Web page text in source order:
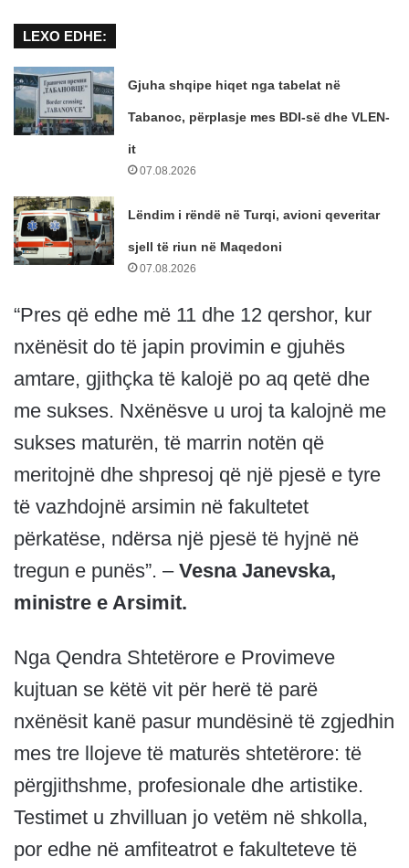
LEXO EDHE:
Gjuha shqipe hiqet nga tabelat në
Tabanoc, përplasje mes BDI-së dhe VLEN-
it
07.08.2026
Lëndim i rëndë në Turqi, avioni qeveritar
sjell të riun në Maqedoni
07.08.2026
“Pres që edhe më 11 dhe 12 qershor, kur
nxënësit do të japin provimin e gjuhës
amtare, gjithçka të kalojë po aq qetë dhe
me sukses. Nxënësve u uroj ta kalojnë me
sukses maturën, të marrin notën që
meritojnë dhe shpresoj që një pjesë e tyre
të vazhdojnë arsimin në fakultetet
përkatëse, ndërsa një pjesë të hyjnë në
tregun e punës”. – Vesna Janevska,
ministre e Arsimit.
Nga Qendra Shtetërore e Provimeve
kujtuan se këtë vit për herë të parë
nxënësit kanë pasur mundësinë të zgjedhin
mes tre llojeve të maturës shtetërore: të
përgjithshme, profesionale dhe artistike.
Testimet u zhvilluan jo vetëm në shkolla,
por edhe në amfiteatrot e fakulteteve të